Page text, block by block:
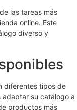
las tareas más
online. Este
diverso y
diferentes tipos de
adaptar su catálogo a
productos más